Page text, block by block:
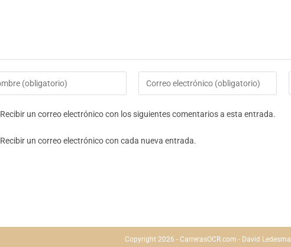
Recibir un correo electrónico con los siguientes comentarios a esta entrada.
Recibir un correo electrónico con cada nueva entrada.
Copyright 2026 - CarrerasOCR.com - David Ledesma